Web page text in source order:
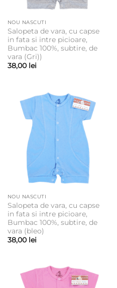
NOU NASCUTI
Salopeta de vara, cu capse
in fata si intre picioare,
Bumbac 100%, subtire, de
vara (Gri))
38,00 lei
NOU NASCUTI
Salopeta de vara, cu capse
in fata si intre picioare,
Bumbac 100%, subtire, de
vara (bleo)
38,00 lei